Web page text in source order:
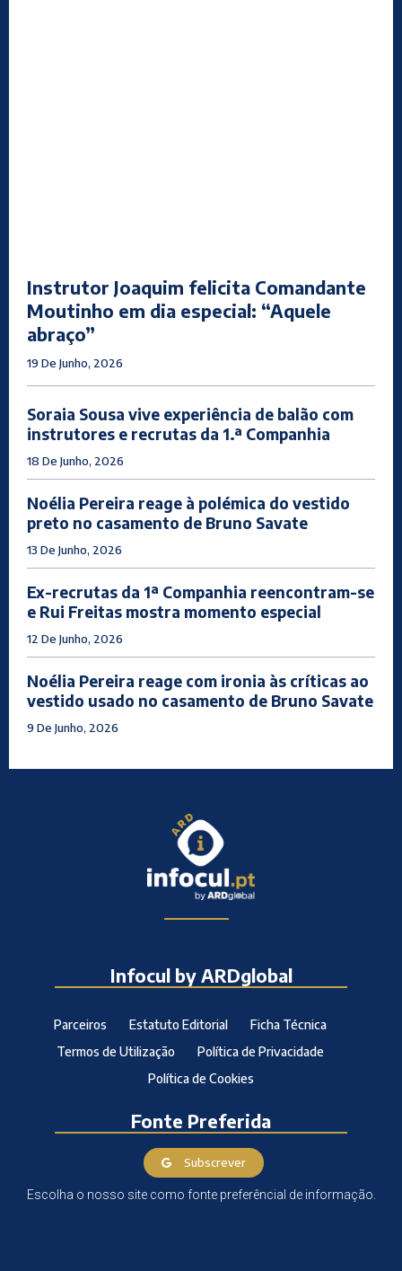
Instrutor Joaquim felicita Comandante
Moutinho em dia especial: “Aquele
abraço”
19 De Junho, 2026
Soraia Sousa vive experiência de balão com
instrutores e recrutas da 1.ª Companhia
18 De Junho, 2026
Noélia Pereira reage à polémica do vestido
preto no casamento de Bruno Savate
13 De Junho, 2026
Ex-recrutas da 1ª Companhia reencontram-se
e Rui Freitas mostra momento especial
12 De Junho, 2026
Noélia Pereira reage com ironia às críticas ao
vestido usado no casamento de Bruno Savate
9 De Junho, 2026
Infocul by ARDglobal
Parceiros Estatuto Editorial
Ficha Técnica
Termos de Utilização
Política de Privacidade
Política de Cookies
Fonte Preferida
Subscrever
Escolha o nosso site como fonte preferêncial de informação.